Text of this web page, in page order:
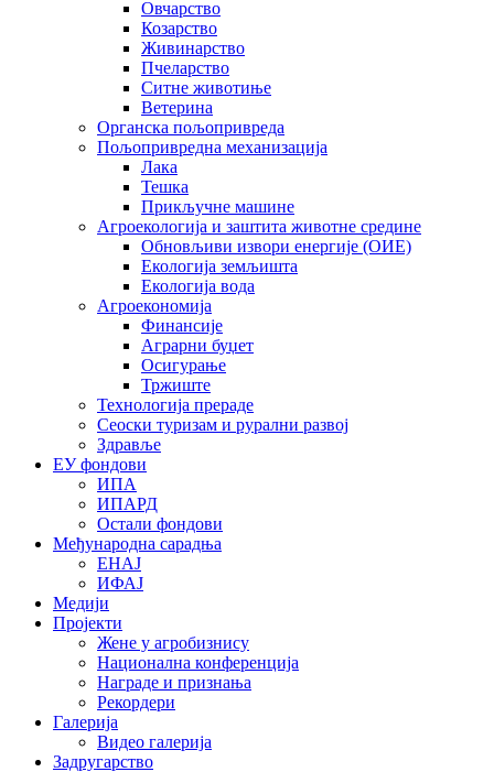
Овчарство
Козарство
Живинарство
Пчеларство
Ситне животиње
Ветерина
Органска пољопривреда
Пољопривредна механизација
Лака
Тешка
Прикључне машине
Агроекологија и заштита животне средине
Обновљиви извори енергије (ОИЕ)
Екологија земљишта
Екологија вода
Агроекономија
Финансије
Аграрни буџет
Осигурање
Тржиште
Технологија прераде
Сеоски туризам и рурални развој
Здравље
ЕУ фондови
ИПА
ИПАРД
Остали фондови
Међународна сарадња
ЕНАЈ
ИФАЈ
Медији
Пројекти
Жене у агробизнису
Национална конференција
Награде и признања
Рекордери
Галерија
Видео галерија
Задругарство